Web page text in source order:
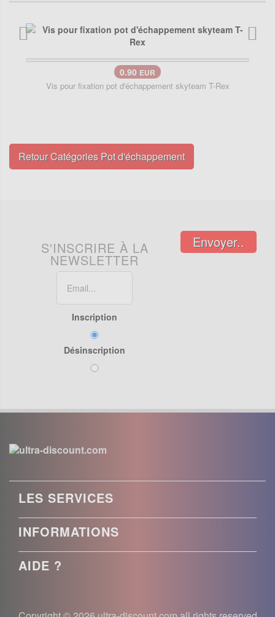
0.90 EUR
Vis pour fixation pot d'échappement skyteam T-Rex
Retour Catégories Pot d'échappement
S'INSCRIRE À LA
NEWSLETTER
Inscription
Désinscription
Envoyer..
LES SERVICES
INFORMATIONS
AIDE ?